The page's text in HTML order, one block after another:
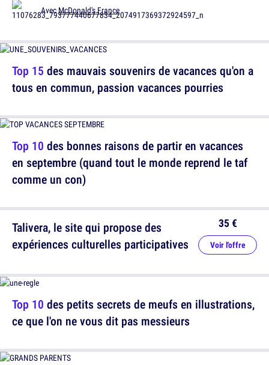
Top 15 des mauvais souvenirs de vacances qu'on a
tous en commun, passion vacances pourries
Talivera, le site qui propose des
expériences culturelles participatives
35 €
Voir l'offre
AvecMcDonald's France
Top 10 des bonnes raisons de partir en vacances
en septembre (quand tout le monde reprend le taf
comme un con)
Top 10 des petits secrets de meufs en illustrations,
ce que l'on ne vous dit pas messieurs